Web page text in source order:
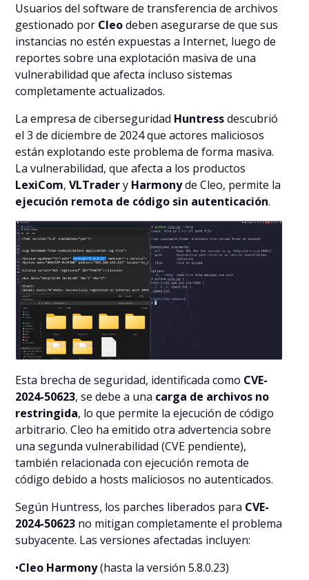
Usuarios del software de transferencia de archivos
gestionado por Cleodeben asegurarse de que sus
instancias no estén expuestas a Internet, luego de
reportes sobre una explotación masiva de una
vulnerabilidad que afecta incluso sistemas
completamente actualizados.
La empresa de ciberseguridad Huntressdescubrió
el 3 de diciembre de 2024 que actores maliciosos
están explotando este problema de forma masiva.
La vulnerabilidad, que afecta a los productos
LexiCom,VLTradery Harmonyde Cleo, permite la
ejecución remota de código sin autenticación.
Esta brecha de seguridad, identificada como CVE-
2024-50623, se debe a una carga de archivos no
restringida, lo que permite la ejecución de código
arbitrario. Cleo ha emitido otra advertencia sobre
una segunda vulnerabilidad (CVE pendiente),
también relacionada con ejecución remota de
código debido a hosts maliciosos no autenticados.
Según Huntress, los parches liberados para CVE-
2024-50623 no mitigan completamente el problema
subyacente. Las versiones afectadas incluyen:
•Cleo Harmony(hasta la versión 5.8.0.23)